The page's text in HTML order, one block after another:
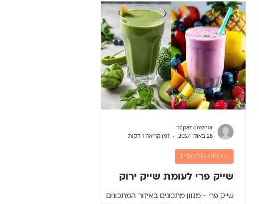
שייק פרי לעומת שייק ירוק
שייק פרי - מגוון מתכונים באיזור המתכונים
יתרונות סוגי המזון
topaz drezner
28 באוק׳ 2024
זמן קריאה 1 דקות